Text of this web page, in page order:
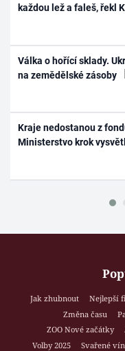
každou lež a faleš, řekl
Válka o hořící sklady.
na zemědělské zásoby
Kraje nedostanou z
Ministerstvo krok
Jak zhubnout Nejlepší
Změna času
ZOO Nové začátky
Volby 2025
Svařené